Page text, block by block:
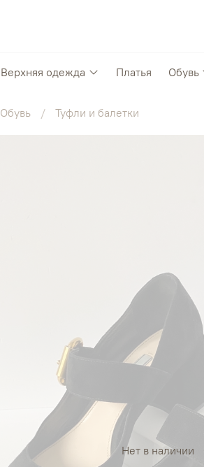
Верхняя одежда Платья Обувь
Обувь Туфли и балетки
Нет в наличии